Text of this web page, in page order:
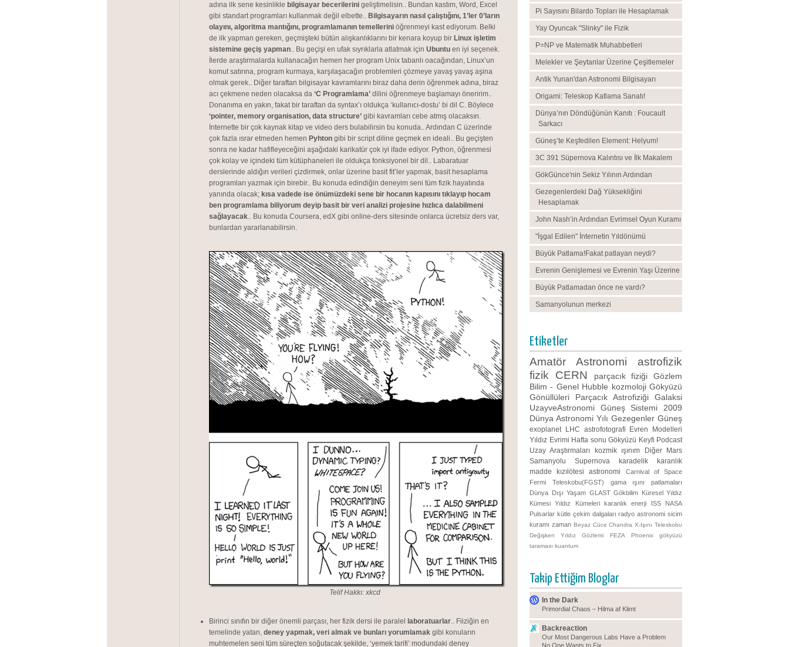
adına ilk sene kesinlikle bilgisayar becerilerini geliştimelisin.. Bundan kastım, Word, Excel
gibi standart programları kullanmak değil elbette.. Bilgisayarın nasıl çalıştığını, 1’ler 0’ların
olayını, algoritma mantığını, programlamanın temellerini öğrenmeyi kast ediyorum. Belki
de ilk yapman gereken, geçmişteki bütün alışkanlıklarını bir kenara koyup bir Linux işletim
sistemine geçiş yapman.. Bu geçişi en ufak sıyrıklarla atlatmak için Ubuntu en iyi seçenek.
İlerde araştırmalarda kullanacağın hemen her program Unix tabanlı oacağından, Linux’un
komut satırına, program kurmaya, karşılaşacağın problemleri çözmeye yavaş yavaş aşina
olmak gerek.. Diğer taraftan bilgisayar kavramlarını biraz daha derin öğrenmek adına, biraz
acı çekmene neden olacaksa da ‘C Programlama’ dilini öğrenmeye başlamayı öneririm..
Donanıma en yakın, fakat bir taraftan da syntax’ı oldukça ‘kullanıcı-dostu’ bi dil C. Böylece
‘pointer, memory organisation, data structure’ gibi kavramları cebe atmış olacaksın.
İnternette bir çok kaynak kitap ve video ders bulabilirsin bu konuda.. Ardından C üzerinde
çok fazla ısrar etmeden hemen Pyhton gibi bir script diline geçmek en ideali.. Bu geçişten
sonra ne kadar hafifleyeceğini aşağıdaki karikatür çok iyi ifade ediyor. Python, öğrenmesi
çok kolay ve içindeki tüm kütüphaneleri ile oldukça fonksiyonel bir dil.. Labaratuar
derslerinde aldığın verileri çizdirmek, onlar üzerine basit fit’ler yapmak, basit hesaplama
programları yazmak için birebir.. Bu konuda edindiğin deneyim seni tüm fizik hayatında
yanında olacak; kısa vadede ise önümüzdeki sene bir hocanın kapısını tıklayıp hocam
ben programlama biliyorum deyip basit bir veri analizi projesine hızlıca dalabilmeni
sağlayacak.. Bu konuda Coursera, edX gibi online-ders sitesinde onlarca ücretsiz ders var,
bunlardan yararlanabilirsin.
Telif Hakkı: xkcd
Birinci sınıfın bir diğer önemli parçası, her fizik dersi ile paralel laboratuarlar.. Fiiziğin en
temelinde yatan, deney yapmak, veri almak ve bunları yorumlamak gibi konuların
muhtemelen seni tüm süreçten soğutacak şekilde, ‘yemek tarifi’ modundaki deney
Pi Sayısını Bilardo Topları ile Hesaplamak
Yay Oyuncak "Slinky" ile Fizik
P=NP ve Matematik Muhabbetleri
Melekler ve Şeytanlar Üzerine Çeşitlemeler
Antik Yunan'dan Astronomi Bilgisayarı
Origami: Teleskop Katlama Sanatı!
Dünya’nın Döndüğünün Kanıtı : Foucault
Sarkacı
Güneş’te Keşfedilen Element: Helyum!
3C 391 Süpernova Kalıntısı ve İlk Makalem
GökGünce'nin Sekiz Yılının Ardından
Gezegenlerdeki Dağ Yüksekliğini
Hesaplamak
John Nash’in Ardından Evrimsel Oyun Kuramı
"İşgal Edilen" İnternetin Yıldönümü
Büyük Patlama!Fakat patlayan neydi?
Evrenin Genişlemesi ve Evrenin Yaşı Üzerine
Büyük Patlamadan önce ne vardı?
Samanyolunun merkezi
Etiketler
Amatör Astronomi
astrofizik
fizik
CERN parçacık fiziği
Gözlem
Bilim - Genel Hubble kozmoloji Gökyüzü
Gönüllüleri
Parçacık Astrofiziği
Galaksi
UzayveAstronomi
Güneş Sistemi
2009
Dünya Astronomi Yılı Gezegenler Güneş
exoplanet LHC astrofotografi
Evren Modelleri
Yıldız Evrimi Hafta sonu Gökyüzü Keyfi Podcast
Uzay Araştırmaları
kozmik ışınım Diğer
Mars
Samanyolu
Supernova karadelik
karanlık
madde
kızılötesi astronomi
Carnival of Space
Fermi Teleskobu(FGST)
gama ışını patlamaları
Dünya Dışı Yaşam GLAST Gökbilim Küresel Yıldız
Kümesi
Yıldız Kümeleri karanlık enerji ISS
NASA
Pulsarlar kütle çekim dalgaları radyo astronomi sicim
kuramı zaman Beyaz Cüce Chandra X-Işını Teleskobu
Değişken Yıldız Gözlemi
FEZA Phoenix
gökyüzü
taraması kuantum
Takip Ettiğim Bloglar
In the Dark
Primordial Chaos – Hilma af Klimt
Backreaction
Our Most Dangerous Labs Have a Problem
No One Wants to Fix